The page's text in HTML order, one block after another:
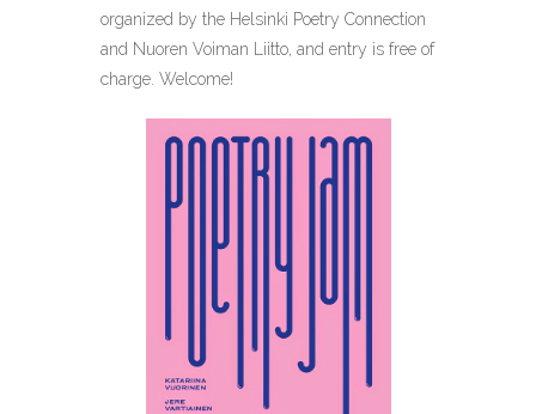
organized by the Helsinki Poetry Connection
and Nuoren Voiman Liitto, and entry is free of
charge. Welcome!